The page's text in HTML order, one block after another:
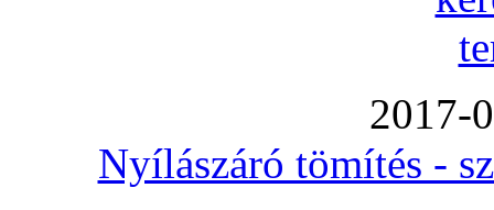
2017-
Nyílászáró tömítés -